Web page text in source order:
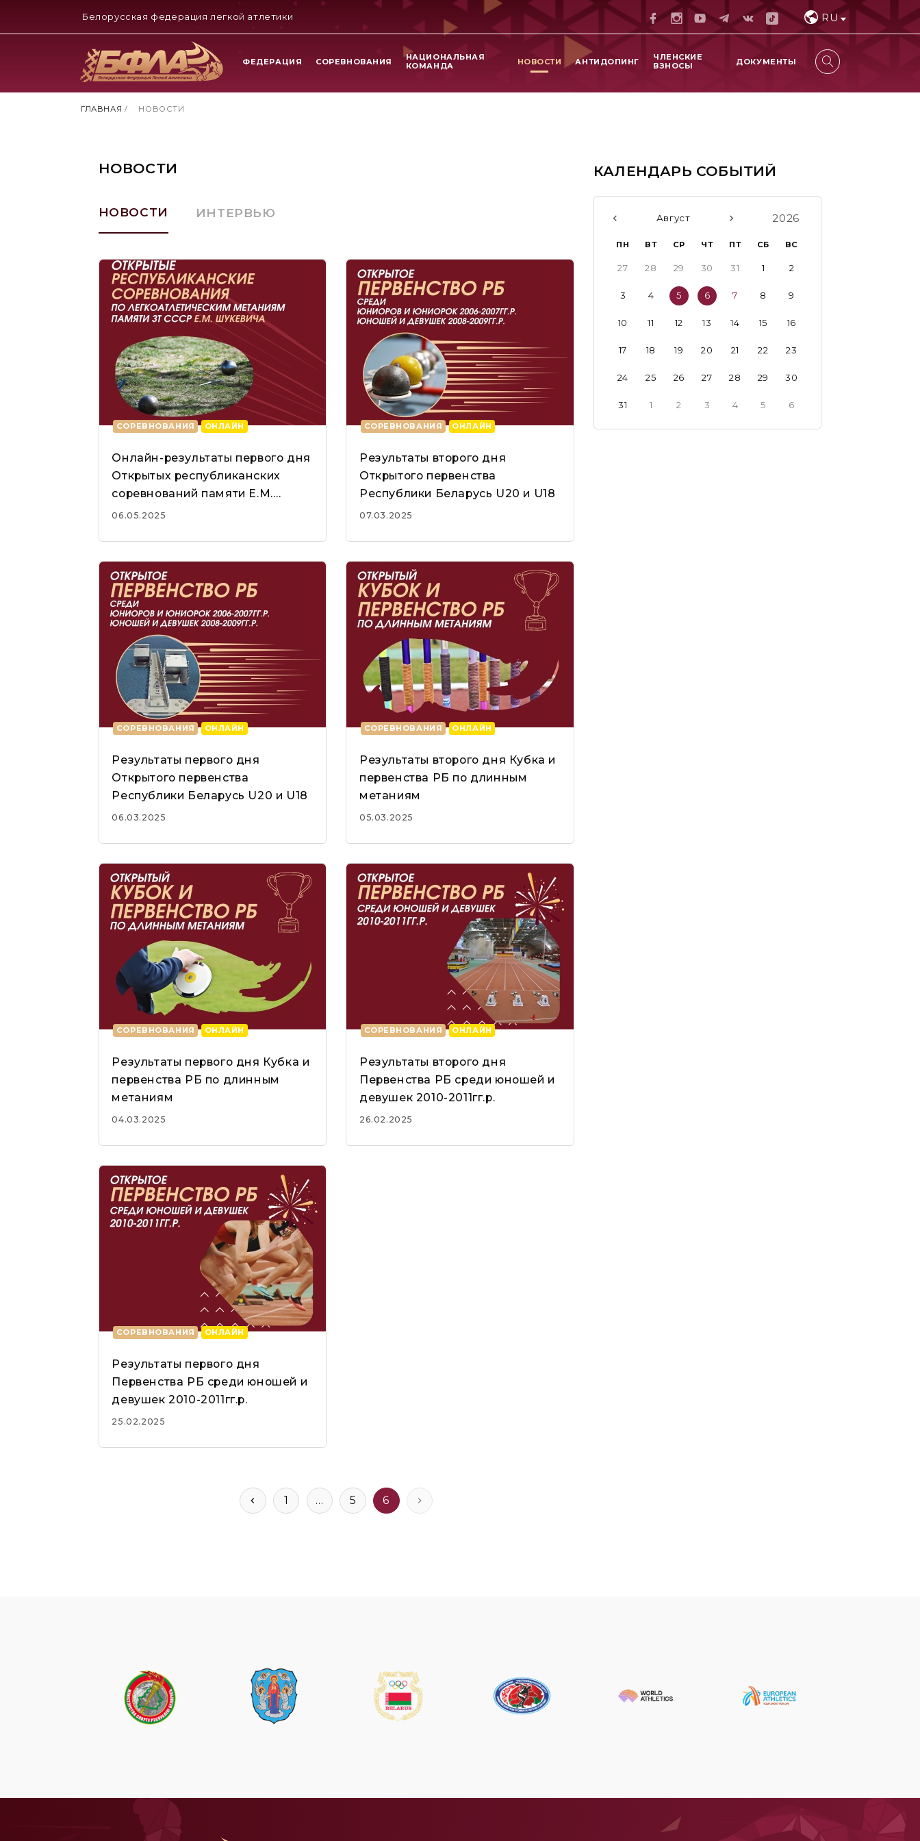
Белорусская федерация легкой атлетики RU
ФЕДЕРАЦИЯ СОРЕВНОВАНИЯ
НАЦИОНАЛЬНАЯ
КОМАНДА
НОВОСТИ АНТИДОПИНГ
ЧЛЕНСКИЕ
ВЗНОСЫ
ДОКУМЕНТЫ
ГЛАВНАЯ / НОВОСТИ
НОВОСТИ
НОВОСТИ ИНТЕРВЬЮ
СОРЕВНОВАНИЯ ОНЛАЙН
Онлайн-результаты первого дня
Открытых республиканских
соревнований памяти Е.М.
Шукевича
06.05.2025
СОРЕВНОВАНИЯ ОНЛАЙН
Результаты второго дня
Открытого первенства
Республики Беларусь U20 и U18
07.03.2025
СОРЕВНОВАНИЯ ОНЛАЙН
Результаты первого дня
Открытого первенства
Республики Беларусь U20 и U18
06.03.2025
СОРЕВНОВАНИЯ ОНЛАЙН
Результаты второго дня Кубка и
первенства РБ по длинным
метаниям
05.03.2025
СОРЕВНОВАНИЯ ОНЛАЙН
Результаты первого дня Кубка и
первенства РБ по длинным
метаниям
04.03.2025
СОРЕВНОВАНИЯ ОНЛАЙН
Результаты второго дня
Первенства РБ среди юношей и
девушек 2010-2011гг.р.
26.02.2025
СОРЕВНОВАНИЯ ОНЛАЙН
Результаты первого дня
Первенства РБ среди юношей и
девушек 2010-2011гг.р.
25.02.2025
1 ... 5 6
КАЛЕНДАРЬ СОБЫТИЙ
Август 2026
ПН ВТ СР ЧТ ПТ СБ ВС
27 28 29 30 31 1 2
3 4 5 6 7 8 9
10 11 12 13 14 15 16
17 18 19 20 21 22 23
24 25 26 27 28 29 30
31 1 2 3 4 5 6